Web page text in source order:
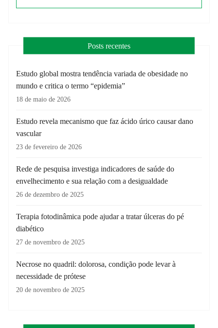
Posts recentes
Estudo global mostra tendência variada de obesidade no
mundo e critica o termo “epidemia”
18 de maio de 2026
Estudo revela mecanismo que faz ácido úrico causar dano
vascular
23 de fevereiro de 2026
Rede de pesquisa investiga indicadores de saúde do
envelhecimento e sua relação com a desigualdade
26 de dezembro de 2025
Terapia fotodinâmica pode ajudar a tratar úlceras do pé
diabético
27 de novembro de 2025
Necrose no quadril: dolorosa, condição pode levar à
necessidade de prótese
20 de novembro de 2025